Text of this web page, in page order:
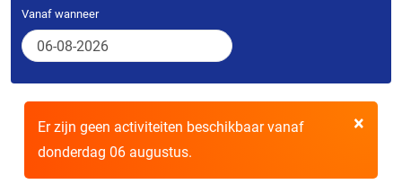
Vanaf wanneer
×
Er zijn geen activiteiten beschikbaar vanaf
donderdag 06 augustus.